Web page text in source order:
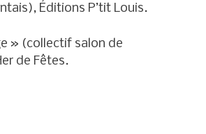
Éditions P’tit Louis.
» (collectif salon de
de Fêtes.